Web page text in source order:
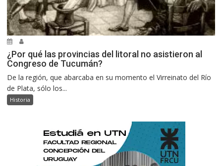
¿Por qué las provincias del litoral no asistieron al
Congreso de Tucumán?
De la región, que abarcaba en su momento el Virreinato del Río
de Plata, sólo los...
Historia